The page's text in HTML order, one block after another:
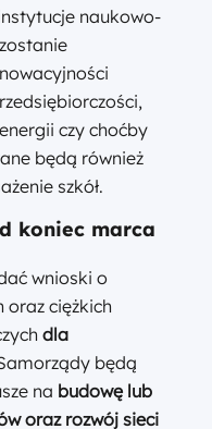
naukowo-
czy choćby
będą również
szkół.
koniec marca
wnioski o
oraz ciężkich
dla
będą
na budowę lub
oraz rozwój sieci